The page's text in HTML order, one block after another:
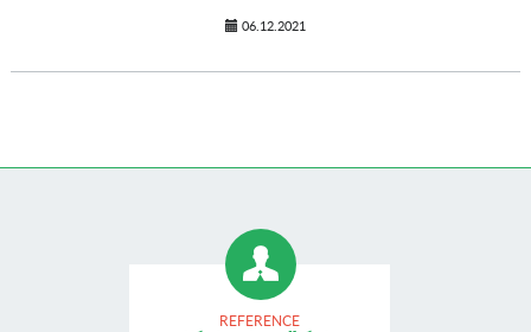
06.12.2021
REFERENCE